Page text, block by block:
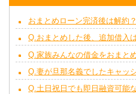
おまとめローン完済後は解約
Q.おまとめした後、追加借入
Q.家族みんなの借金をおまと
Q.妻が旦那名義でしたキャッ
Q.土日祝日でも即日融資可能